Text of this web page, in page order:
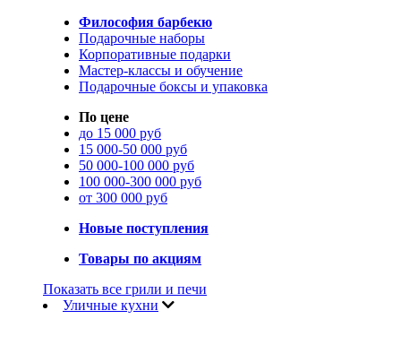
Философия барбекю
Подарочные наборы
Корпоративные подарки
Мастер-классы и обучение
Подарочные боксы и упаковка
По цене
до 15 000 руб
15 000-50 000 руб
50 000-100 000 руб
100 000-300 000 руб
от 300 000 руб
Новые поступления
Товары по акциям
Показать все грили и печи
Уличные кухни